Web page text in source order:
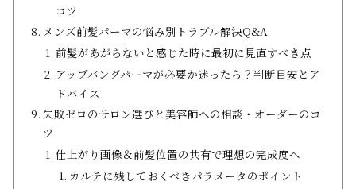
コツ
メンズ前髪パーマの悩み別トラブル解決Q&A
前髪があがらないと感じた時に最初に見直すべき点
アップバングパーマが必要か迷ったら？判断目安とア
ドバイス
失敗ゼロのサロン選びと美容師への相談・オーダーのコ
ツ
仕上がり画像＆前髪位置の共有で理想の完成度へ
カルテに残しておくべきパラメータのポイント